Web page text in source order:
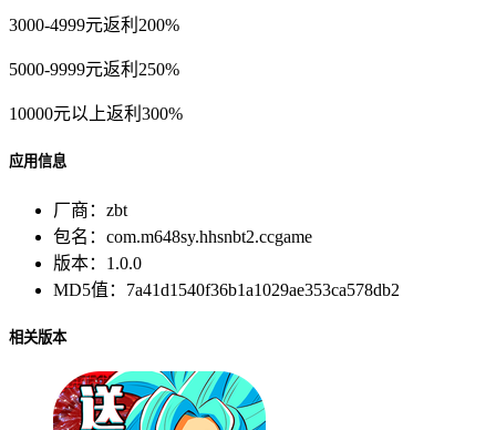
3000-4999元返利200%
5000-9999元返利250%
10000元以上返利300%
应用信息
厂商： zbt
包名： com.m648sy.hhsnbt2.ccgame
版本： 1.0.0
MD5值： 7a41d1540f36b1a1029ae353ca578db2
相关版本